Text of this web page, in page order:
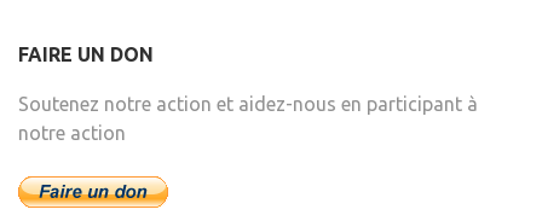
FAIRE UN DON
Soutenez notre action et aidez-nous en participant à
notre action